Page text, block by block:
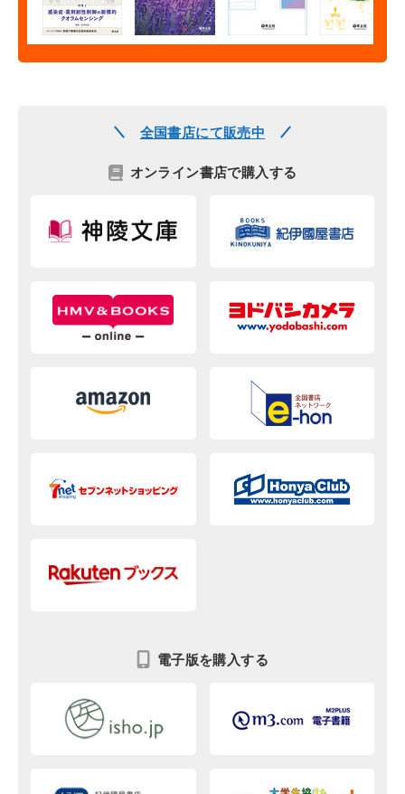
全国書店にて販売中
オンライン書店で購入する
電子版を購入する